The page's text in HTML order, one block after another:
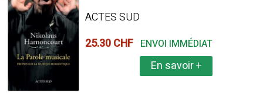
ACTES SUD
25.30 CHF ENVOI IMMÉDIAT
En savoir+